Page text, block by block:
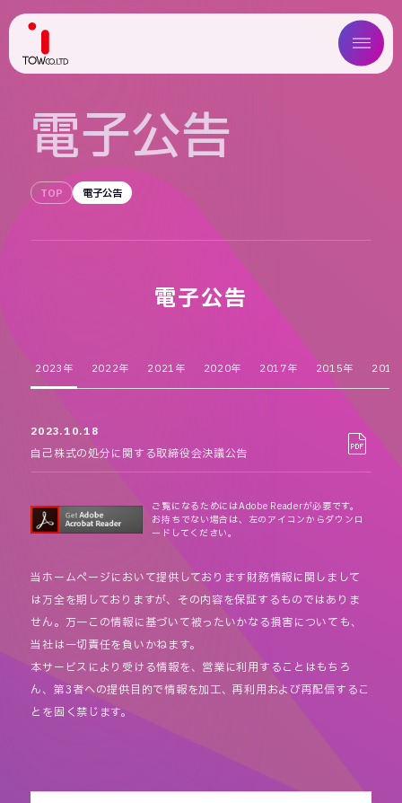
ABOUT US
SERVICE
MAGAZINE
COMPANY
IR
電子公告
TOP 電子公告
電子公告
2023年 2022年 2021年 2020年 2017年 2015年 2013
2023.10.18
自己株式の処分に関する取締役会決議公告
ご覧になるためにはAdobe Readerが必要です。
お持ちでない場合は、左のアイコンからダウンロ
ードしてください。
当ホームページにおいて提供しております財務情報に関しまして
は万全を期しておりますが、その内容を保証するものではありま
せん。万一この情報に基づいて被ったいかなる損害についても、
当社は一切責任を負いかねます。
本サービスにより受ける情報を、営業に利用することはもちろ
ん、第3者への提供目的で情報を加工、再利用および再配信するこ
とを固く禁じます。